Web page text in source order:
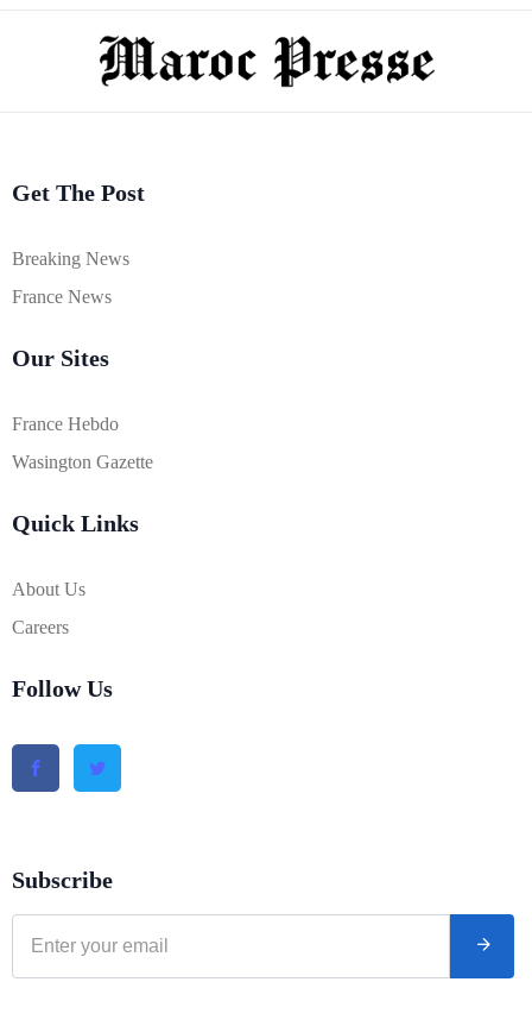
Get The Post
Breaking News
France News
Our Sites
France Hebdo
Wasington Gazette
Quick Links
About Us
Careers
Follow Us
Subscribe